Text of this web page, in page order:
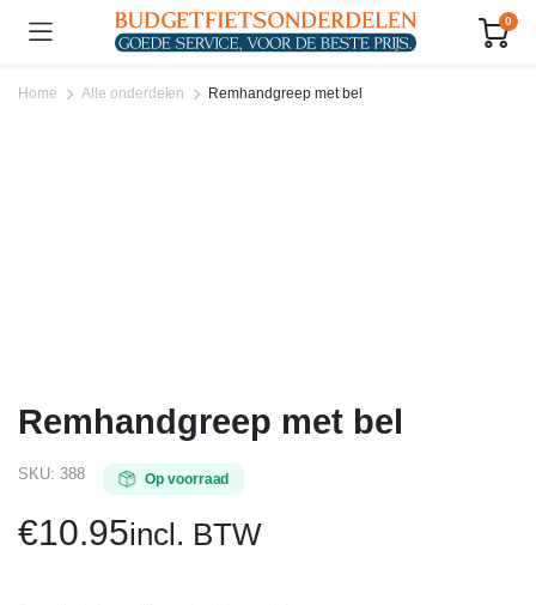
0
Home Alle onderdelen Remhandgreep met bel
Remhandgreep met bel
SKU: 388 Op voorraad
€10.95incl. BTW